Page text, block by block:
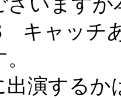
キャッチ
出演するか